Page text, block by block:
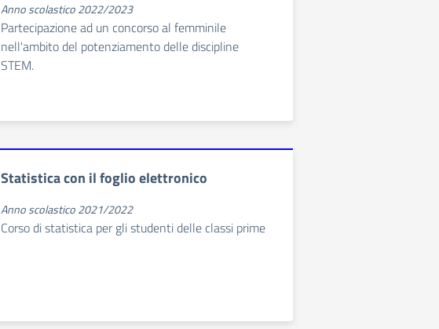
Anno scolastico 2022/2023
Partecipazione ad un concorso al femminile
nell'ambito del potenziamento delle discipline
STEM.
Statistica con il foglio elettronico
Anno scolastico 2021/2022
Corso di statistica per gli studenti delle classi prime